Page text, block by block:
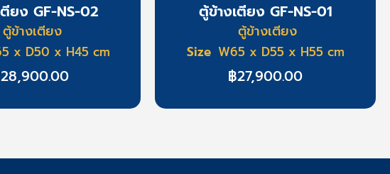
ยง GF-NS-02
ตู้ข้างเตียง
x D50 x H45 cm
28,900.00
ตู้ข้างเตียง GF-NS-01
ตู้ข้างเตียง
Size W65 x D55 x H55 cm
฿27,900.00